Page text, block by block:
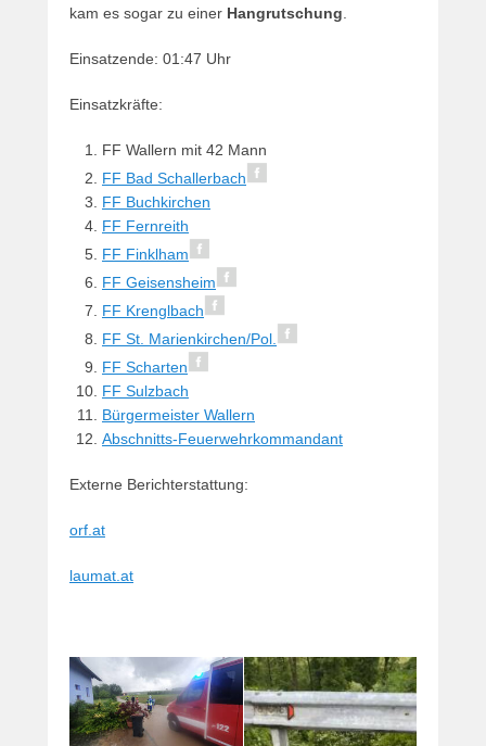
kam es sogar zu einer Hangrutschung
Einsatzende: 01:47 Uhr
Einsatzkräfte:
FF Wallern mit 42 Mann
FF Bad Schallerbach
FF Buchkirchen
FF Fernreith
FF Finklham
FF Geisensheim
FF Krenglbach
FF St. Marienkirchen/Pol.
FF Scharten
FF Sulzbach
Bürgermeister Wallern
Abschnitts-Feuerwehrkommandant
Externe Berichterstattung:
orf.at
laumat.at